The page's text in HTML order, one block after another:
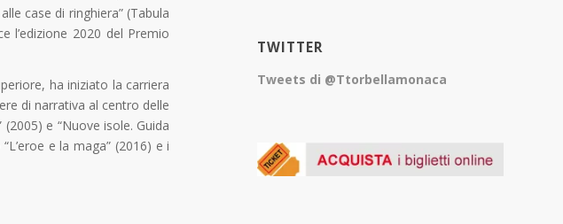
case di ringhiera” (Tabula
l’edizione 2020 del Premio
ha iniziato la carriera
di narrativa al centro delle
e “Nuove isole. Guida
e la maga” (2016) e i
TWITTER
Tweets di @Ttorbellamonaca